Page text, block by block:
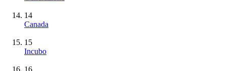
14
Canada
15
Incubo
16